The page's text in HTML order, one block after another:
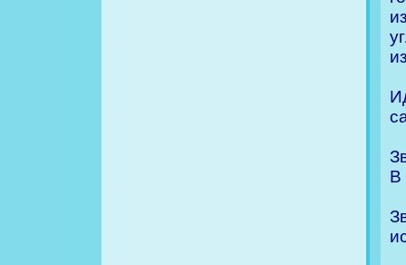
В